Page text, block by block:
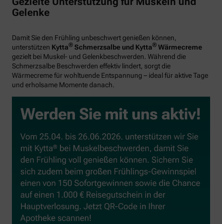
Gelenke
Damit Sie den Frühling unbeschwert genießen können,
unterstützen Kytta® Schmerzsalbe und Kytta® Wärmecreme
gezielt bei Muskel- und Gelenkbeschwerden. Während die
Schmerzsalbe Beschwerden effektiv lindert, sorgt die
Wärmecreme für wohltuende Entspannung – ideal für aktive Tage
und erholsame Momente danach.